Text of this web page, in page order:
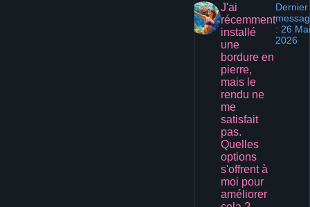
J'ai
récemment
installé
une
bordure en
pierre,
mais le
rendu ne
me
satisfait
pas.
Quelles
options
s'offrent à
moi pour
améliorer
Dernier
: 26 Mai
2026